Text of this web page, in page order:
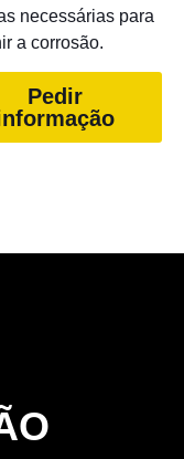
necessárias para
a corrosão.
Pedir